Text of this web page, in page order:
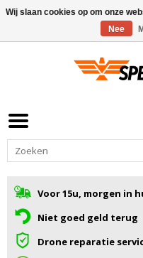
Voor 15u, morgen in
Niet goed geld terug
Drone reparatie
Wij slaan cookies op om onze
Nee